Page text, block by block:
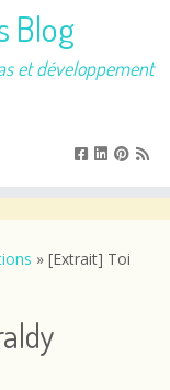
Blog
et développement
» [Extrait] Toi